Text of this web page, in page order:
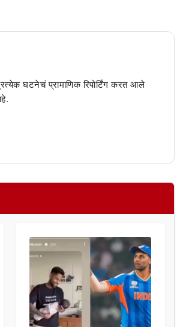
घटनेचं प्रामाणिक रिपोर्टिंग करत आले